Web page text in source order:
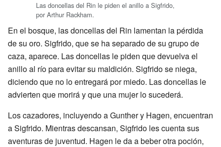
Las doncellas del Rin le piden el anillo a Sigfrido,
por Arthur Rackham.
En el bosque, las doncellas del Rin lamentan la pérdida
de su oro. Sigfrido, que se ha separado de su grupo de
caza, aparece. Las doncellas le piden que devuelva el
anillo al río para evitar su maldición. Sigfrido se niega,
diciendo que no lo entregará por miedo. Las doncellas le
advierten que morirá y que una mujer lo sucederá.
Los cazadores, incluyendo a Gunther y Hagen, encuentran
a Sigfrido. Mientras descansan, Sigfrido les cuenta sus
aventuras de juventud. Hagen le da a beber otra poción,